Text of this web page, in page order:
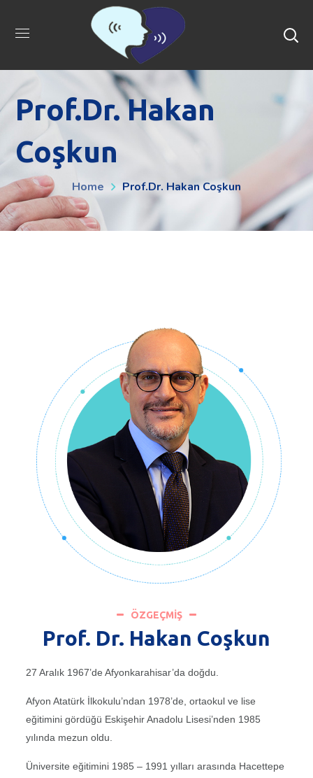
Prof.Dr. Hakan
Coşkun
Home Prof.Dr. Hakan Coşkun
ÖZGEÇMİŞ
Prof. Dr. Hakan Coşkun
27 Aralık 1967’de Afyonkarahisar’da doğdu.
Afyon Atatürk İlkokulu’ndan 1978’de, ortaokul ve lise
eğitimini gördüğü Eskişehir Anadolu Lisesi’nden 1985
yılında mezun oldu.
Üniversite eğitimini 1985 – 1991 yılları arasında Hacettepe